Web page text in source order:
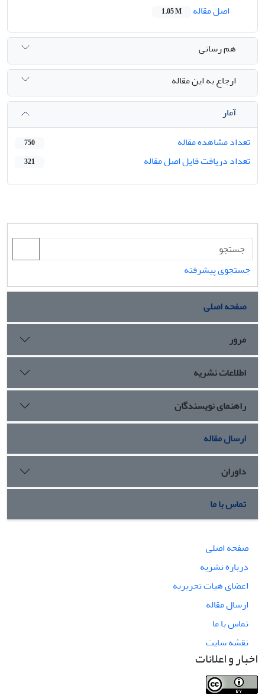
اصل مقاله
1.05 M
هم رسانی
ارجاع به این مقاله
آمار
تعداد مشاهده مقاله
750
تعداد دریافت فایل اصل مقاله 321
جستجوی پیشرفته
صفحه اصلی
مرور
اطلاعات نشریه
راهنمای نویسندگان
ارسال مقاله
داوران
تماس با ما
صفحه اصلی
درباره نشریه
اعضای هیات تحریریه
ارسال مقاله
تماس با ما
نقشه سایت
اخبار و اعلانات